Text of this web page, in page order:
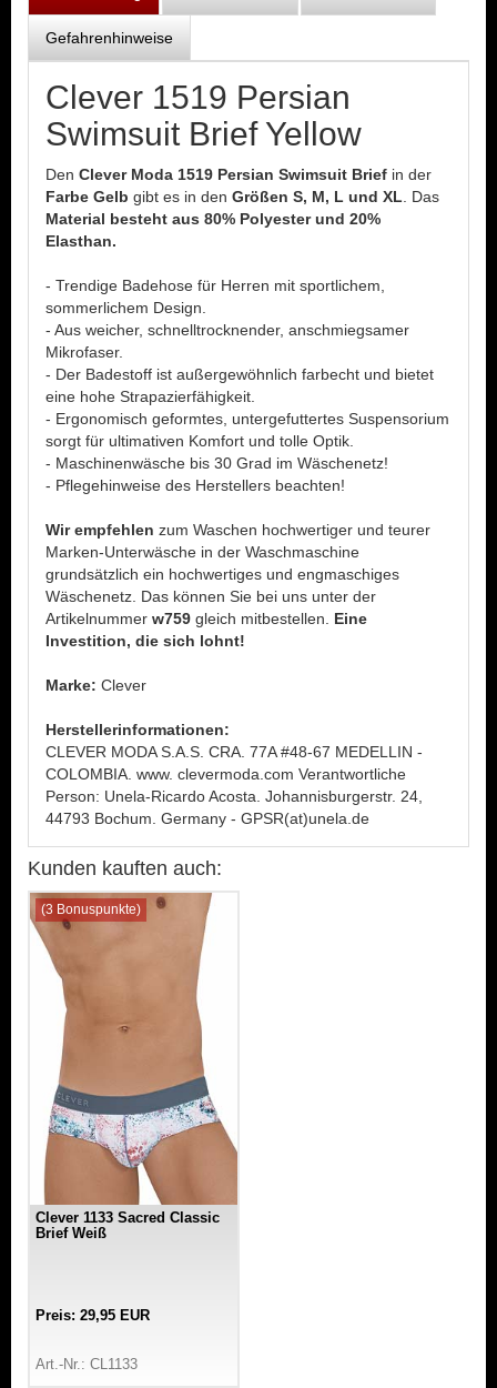
Gefahrenhinweise
Clever 1519 Persian
Swimsuit Brief Yellow
Den Clever Moda 1519 Persian Swimsuit Brief in der
Farbe Gelb gibt es in den Größen S, M, L und XL . Das
Material besteht aus 80% Polyester und 20%
Elasthan.
- Trendige Badehose für Herren mit sportlichem,
sommerlichem Design.
- Aus weicher, schnelltrocknender, anschmiegsamer
Mikrofaser.
- Der Badestoff ist außergewöhnlich farbecht und bietet
eine hohe Strapazierfähigkeit.
- Ergonomisch geformtes, untergefuttertes Suspensorium
sorgt für ultimativen Komfort und tolle Optik.
- Maschinenwäsche bis 30 Grad im Wäschenetz!
- Pflegehinweise des Herstellers beachten!
Wir empfehlen zum Waschen hochwertiger und teurer
Marken-Unterwäsche in der Waschmaschine
grundsätzlich ein hochwertiges und engmaschiges
Wäschenetz. Das können Sie bei uns unter der
Artikelnummer w759 gleich mitbestellen. Eine
Investition, die sich lohnt!
Marke: Clever
Herstellerinformationen:
CLEVER MODA S.A.S. CRA. 77A #48-67 MEDELLIN -
COLOMBIA. www. clevermoda.com Verantwortliche
Person: Unela-Ricardo Acosta. Johannisburgerstr. 24,
44793 Bochum. Germany - GPSR(at)unela.de
Kunden kauften auch:
(3 Bonuspunkte)
Clever 1133 Sacred Classic
Brief Weiß
Preis: 29,95 EUR
Art.-Nr.: CL1133